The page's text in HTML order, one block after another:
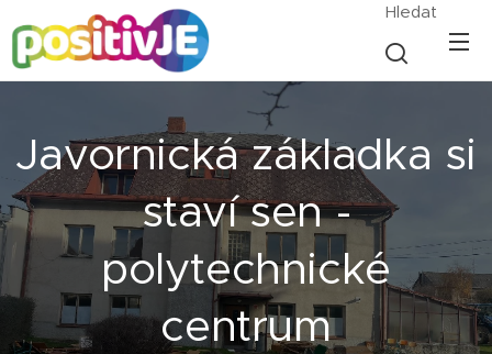
Hledat
Javornická základka si
staví sen -
polytechnické
centrum